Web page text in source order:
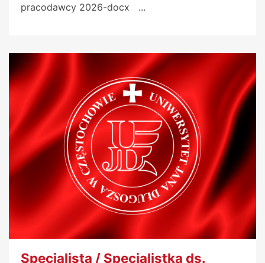
pracodawcy 2026-docx ...
Specjalista / Specjalistka ds.